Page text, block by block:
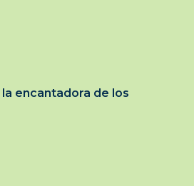
encantadora de los